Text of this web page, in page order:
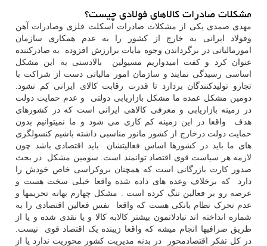
مشکلات صادرات کالاهای فولادی چیست؟
مهدی صمدی یکی از مشکلات صادرات اسکلت فلزی وصادرات آهن
وفولاد ایرانی به خارج از کشور را به عدم همکاری سازمان
امورمالیاتی در برگرداندن وجوه مایات برارزش افزوده به صادرکننده
عنوان کرد و کفت امیدواریم مسیولین بالادستی به این مشکل
اساسی رسیدگی نمایند و سازمان امور مالیاتی دست از شراکت با
تجارو تولیدکنندگان بردارد تا قدرت رقابت کالای ایرانی کم نشود.
دومین مشکل عمده ما مشکل بازاریابی دولتی و عدم حمایت دولت
در زمینه بازاریابی و معرفی کالاهی ایرانی است که در کشورهای
هدف واقعا در این زمینه کم کاری می شود و ما نمیتوانیم بدون
حمایت دولت درخارج از کشور مانور مناسبی داشته باشیم کنسولگری
های ما باید در کشورها اساس فعالیتشان باید اقتصادی باشد چون
لازمه هر سیاست قوی اقتصاد توانمند است. سومین مشکل در بحث
صدور کارت بازرگانی است که همچنان بروکراسی خاص خودش را
دارد که برخلاف وعده های داده شده واقعا خیلی سخت هست و
عرصه رو بر فعالین تنگ کرده است . مشکل چهارم بهانه تحریمها و
عدم تحرک نطام بانکی هست که واقعا نفس فعالین اقتصادی را به
شماره انداخته اند تبادلاتمون بیشتر کالابه کالا و یا نقدی شده و یا از
طریق صرافیها انجام میشه که واقعا زیبنده یک اقتصاد قوی نیست.
در کل تفکر اقتصادمحور در بدنه مدیریت کشور محوریت ندارد یا از